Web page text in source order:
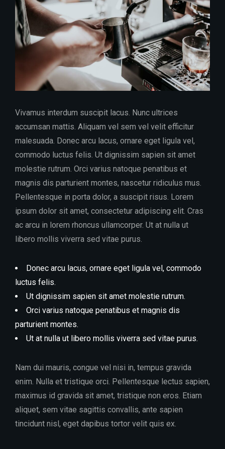
Vivamus interdum suscipit lacus. Nunc ultrices
accumsan mattis. Aliquam vel sem vel velit efficitur
malesuada. Donec arcu lacus, ornare eget ligula vel,
commodo luctus felis. Ut dignissim sapien sit amet
molestie rutrum. Orci varius natoque penatibus et
magnis dis parturient montes, nascetur ridiculus mus.
Pellentesque in porta dolor, a suscipit risus. Lorem
ipsum dolor sit amet, consectetur adipiscing elit. Cras
ac arcu in lorem rhoncus ullamcorper. Ut at nulla ut
libero mollis viverra sed vitae purus.
Donec arcu lacus, ornare eget ligula vel, commodo
luctus felis.
Ut dignissim sapien sit amet molestie rutrum.
Orci varius natoque penatibus et magnis dis
parturient montes.
Ut at nulla ut libero mollis viverra sed vitae purus.
Nam dui mauris, congue vel nisi in, tempus gravida
enim. Nulla et tristique orci. Pellentesque lectus sapien,
maximus id gravida sit amet, tristique non eros. Etiam
aliquet, sem vitae sagittis convallis, ante sapien
tincidunt nisl, eget dapibus tortor velit quis ex.